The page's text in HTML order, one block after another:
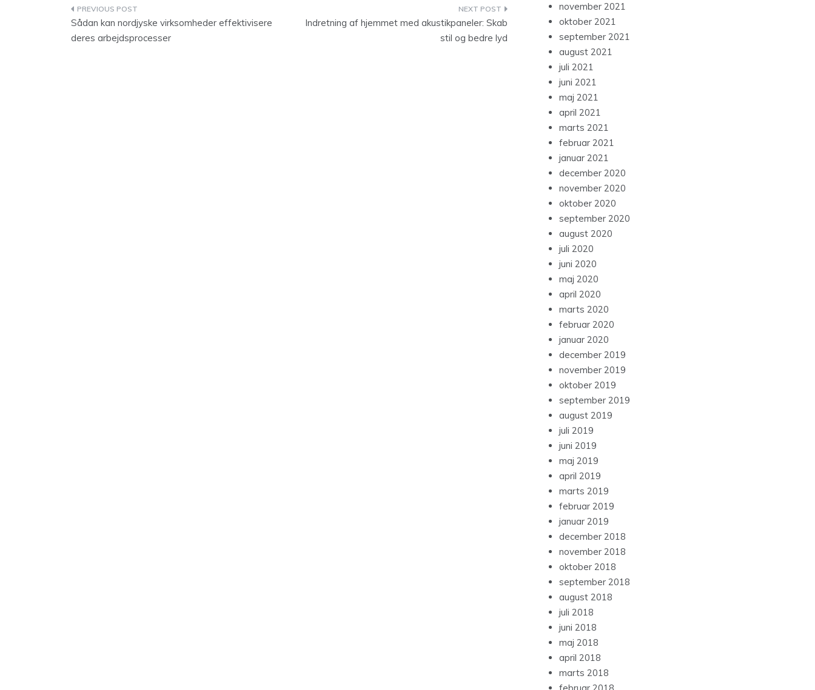
Indlægsnavigation
Sådan kan nordjyske virksomheder effektivisere
deres arbejdsprocesser
Indretning af hjemmet med akustikpaneler: Skab
stil og bedre lyd
november 2021
oktober 2021
september 2021
august 2021
juli 2021
juni 2021
maj 2021
april 2021
marts 2021
februar 2021
januar 2021
december 2020
november 2020
oktober 2020
september 2020
august 2020
juli 2020
juni 2020
maj 2020
april 2020
marts 2020
februar 2020
januar 2020
december 2019
november 2019
oktober 2019
september 2019
august 2019
juli 2019
juni 2019
maj 2019
april 2019
marts 2019
februar 2019
januar 2019
december 2018
november 2018
oktober 2018
september 2018
august 2018
juli 2018
juni 2018
maj 2018
april 2018
marts 2018